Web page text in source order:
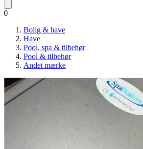
0
Bolig & have
Have
Pool, spa & tilbehør
Pool & tilbehør
Andet mærke